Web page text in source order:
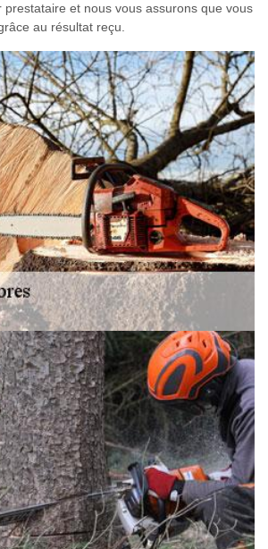
prestataire et nous vous assurons que vous
au résultat reçu.